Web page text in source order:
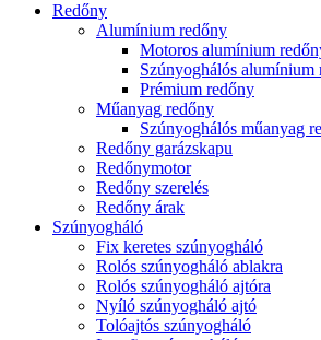
Redőny
Alumínium redőny
Motoros alumínium
Szúnyoghálós alumínium
Prémium redőny
Műanyag redőny
Szúnyoghálós műanyag
Redőny garázskapu
Redőnymotor
Redőny szerelés
Redőny árak
Szúnyogháló
Fix keretes szúnyogháló
Rolós szúnyogháló ablakra
Rolós szúnyogháló ajtóra
Nyíló szúnyogháló ajtó
Tolóajtós szúnyogháló